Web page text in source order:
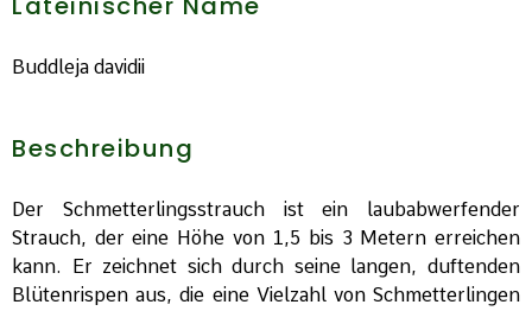
Buddleja davidii
Beschreibung
Der Schmetterlingsstrauch ist ein laubabwerfender
Strauch, der eine Höhe von 1,5 bis 3 Metern erreichen
kann. Er zeichnet sich durch seine langen, duftenden
Blütenrispen aus, die eine Vielzahl von Schmetterlingen